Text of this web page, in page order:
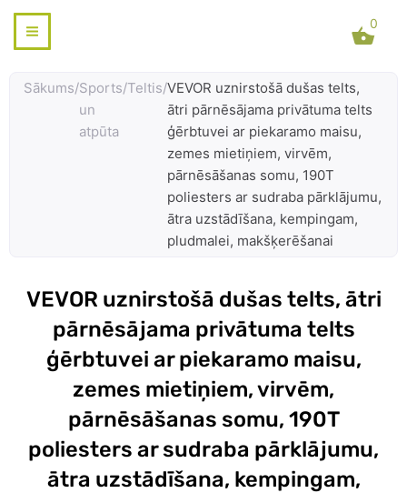
Skip
content
0
Sākums/Sports
un
atpūta
/Teltis/VEVOR uznirstošā dušas telts,
ātri pārnēsājama privātuma telts
ģērbtuvei ar piekaramo maisu,
zemes mietiņiem, virvēm,
pārnēsāšanas somu, 190T
poliesters ar sudraba pārklājumu,
ātra uzstādīšana, kempingam,
pludmalei, makšķerēšanai
VEVOR uznirstošā dušas telts, ātri
pārnēsājama privātuma telts
ģērbtuvei ar piekaramo maisu,
zemes mietiņiem, virvēm,
pārnēsāšanas somu, 190T
poliesters ar sudraba pārklājumu,
ātra uzstādīšana, kempingam,